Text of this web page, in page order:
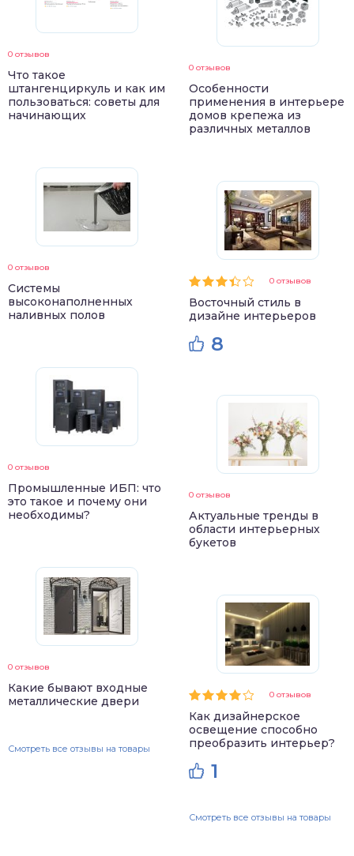
0 отзывов
Что такое
штангенциркуль и как им
пользоваться: советы для
начинающих
0 отзывов
Системы
высоконаполненных
наливных полов
0 отзывов
Промышленные ИБП: что
это такое и почему они
необходимы?
0 отзывов
Какие бывают входные
металлические двери
Смотреть все отзывы на товары
0 отзывов
Особенности
применения в интерьере
домов крепежа из
различных металлов
0 отзывов
Восточный стиль в
дизайне интерьеров
8
0 отзывов
Актуальные тренды в
области интерьерных
букетов
0 отзывов
Как дизайнерское
освещение способно
преобразить интерьер?
1
Смотреть все отзывы на товары